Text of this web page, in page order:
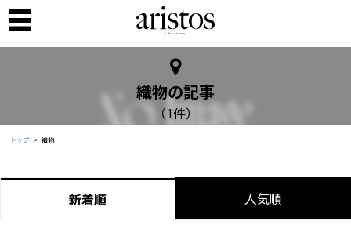
織物の記事
（1件）
トップ 織物
新着順 人気順